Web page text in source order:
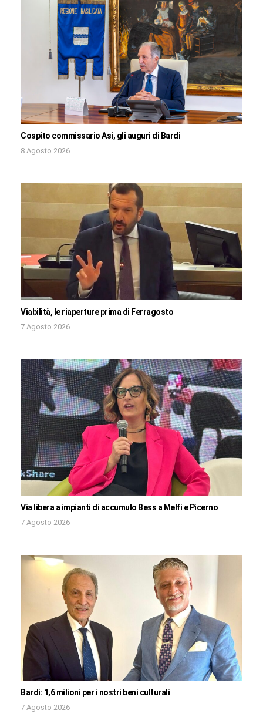
Cospito commissario Asi, gli auguri di Bardi
8 Agosto 2026
Viabilità, le riaperture prima di Ferragosto
7 Agosto 2026
Via libera a impianti di accumulo Bess a Melfi e Picerno
7 Agosto 2026
Bardi: 1,6 milioni per i nostri beni culturali
7 Agosto 2026